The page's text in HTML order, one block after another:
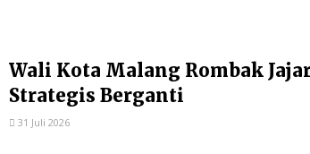
Wali Kota Malang Rombak
Strategis Berganti
31 Juli 2026